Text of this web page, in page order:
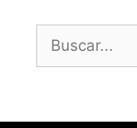
Buscar: